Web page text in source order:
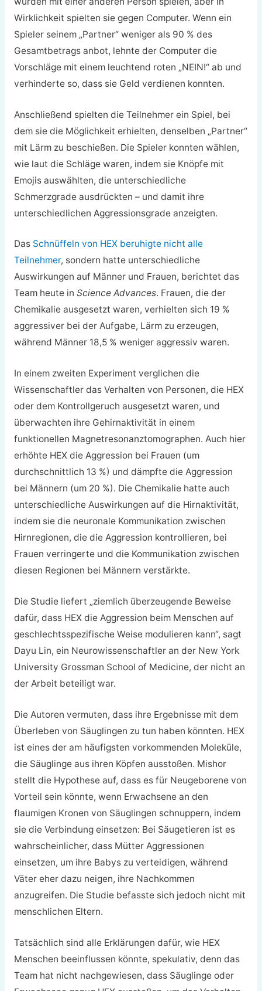
Wirklichkeit spielten sie gegen Computer. Wenn ein
Spieler seinem „Partner“ weniger als 90 % des
Gesamtbetrags anbot, lehnte der Computer die
Vorschläge mit einem leuchtend roten „NEIN!“ ab und
verhinderte so, dass sie Geld verdienen konnten.
Anschließend spielten die Teilnehmer ein Spiel, bei
dem sie die Möglichkeit erhielten, denselben „Partner“
mit Lärm zu beschießen. Die Spieler konnten wählen,
wie laut die Schläge waren, indem sie Knöpfe mit
Emojis auswählten, die unterschiedliche
Schmerzgrade ausdrückten – und damit ihre
unterschiedlichen Aggressionsgrade anzeigten.
Das Schnüffeln von HEX beruhigte nicht alle
Teilnehmer, sondern hatte unterschiedliche
Auswirkungen auf Männer und Frauen, berichtet das
Team heute in Science Advances. Frauen, die der
Chemikalie ausgesetzt waren, verhielten sich 19 %
aggressiver bei der Aufgabe, Lärm zu erzeugen,
während Männer 18,5 % weniger aggressiv waren.
In einem zweiten Experiment verglichen die
Wissenschaftler das Verhalten von Personen, die HEX
oder dem Kontrollgeruch ausgesetzt waren, und
überwachten ihre Gehirnaktivität in einem
funktionellen Magnetresonanztomographen. Auch hier
erhöhte HEX die Aggression bei Frauen (um
durchschnittlich 13 %) und dämpfte die Aggression
bei Männern (um 20 %). Die Chemikalie hatte auch
unterschiedliche Auswirkungen auf die Hirnaktivität,
indem sie die neuronale Kommunikation zwischen
Hirnregionen, die die Aggression kontrollieren, bei
Frauen verringerte und die Kommunikation zwischen
diesen Regionen bei Männern verstärkte.
Die Studie liefert „ziemlich überzeugende Beweise
dafür, dass HEX die Aggression beim Menschen auf
geschlechtsspezifische Weise modulieren kann“, sagt
Dayu Lin, ein Neurowissenschaftler an der New York
University Grossman School of Medicine, der nicht an
der Arbeit beteiligt war.
Die Autoren vermuten, dass ihre Ergebnisse mit dem
Überleben von Säuglingen zu tun haben könnten. HEX
ist eines der am häufigsten vorkommenden Moleküle,
die Säuglinge aus ihren Köpfen ausstoßen. Mishor
stellt die Hypothese auf, dass es für Neugeborene von
Vorteil sein könnte, wenn Erwachsene an den
flaumigen Kronen von Säuglingen schnuppern, indem
sie die Verbindung einsetzen: Bei Säugetieren ist es
wahrscheinlicher, dass Mütter Aggressionen
einsetzen, um ihre Babys zu verteidigen, während
Väter eher dazu neigen, ihre Nachkommen
anzugreifen. Die Studie befasste sich jedoch nicht mit
menschlichen Eltern.
Tatsächlich sind alle Erklärungen dafür, wie HEX
Menschen beeinflussen könnte, spekulativ, denn das
Team hat nicht nachgewiesen, dass Säuglinge oder